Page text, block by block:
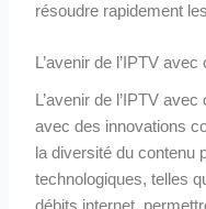
résoudre rapidement
L’avenir de l’IPTV
L’avenir de l’IPTV
avec des innovations
la diversité du contenu
technologiques, telles